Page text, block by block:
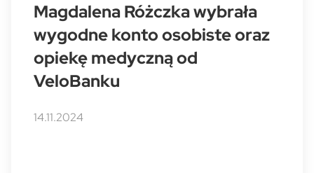
Magdalena Różczka wybrała
wygodne konto osobiste oraz
opiekę medyczną od
VeloBanku
14.11.2024